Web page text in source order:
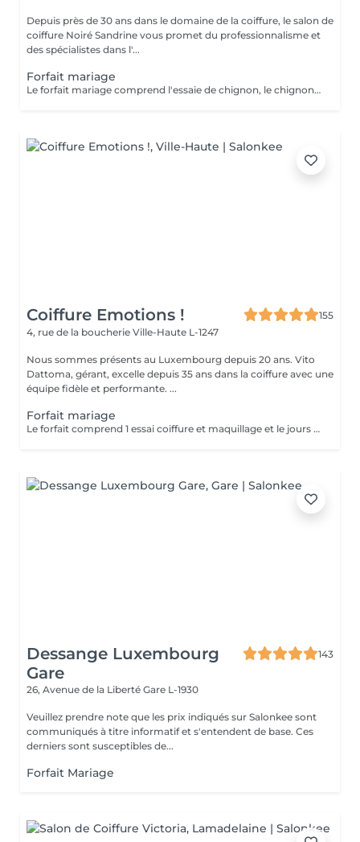
Depuis près de 30 ans dans le domaine de la coiffure, le salon de
coiffure Noiré Sandrine vous promet du professionnalisme et
des spécialistes dans l'...
Forfait mariage
Le forfait mariage comprend l'essaie de chignon, le chignon, une manucure avec vernis et un maquillage
Coiffure Emotions !
155
4, rue de la boucherie Ville-Haute L-1247
Nous sommes présents au Luxembourg depuis 20 ans. Vito
Dattoma, gérant, excelle depuis 35 ans dans la coiffure avec une
équipe fidèle et performante. ...
Forfait mariage
Le forfait comprend 1 essai coiffure et maquillage et le jours du mariage
Dessange Luxembourg
Gare
143
26, Avenue de la Liberté Gare L-1930
Veuillez prendre note que les prix indiqués sur Salonkee sont
communiqués à titre informatif et s'entendent de base. Ces
derniers sont susceptibles de...
Forfait Mariage